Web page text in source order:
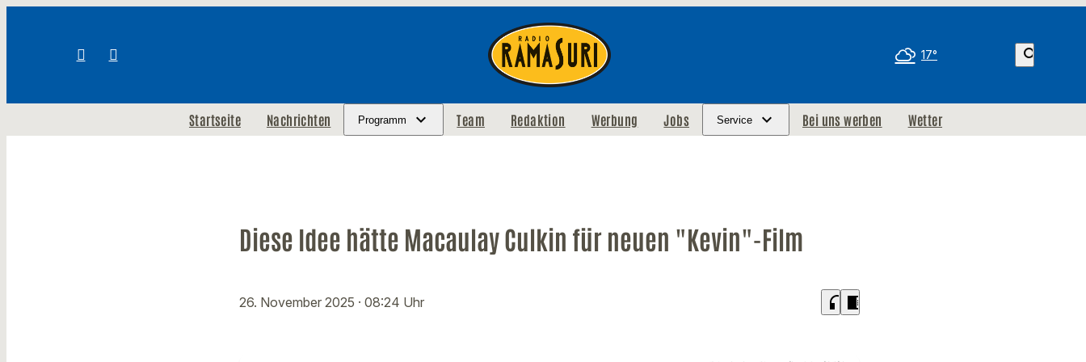
17° search
Startseite Nachrichten Programm Team Redaktion Werbung Jobs Service Bei uns werben Wetter
Diese Idee hätte Macaulay Culkin für neuen "Kevin"-Film
26. November 2025 · 08:24 Uhr headphones chrome_reader_mode